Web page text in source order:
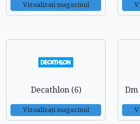
Vizualizați magazinul
Decathlon (6)
Vizualizați magazinul